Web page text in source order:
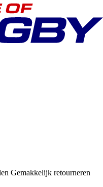
Gemakkelijk retourneren